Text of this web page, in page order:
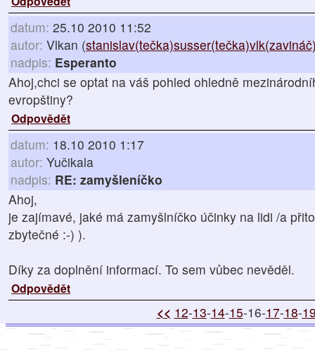
datum: 25.10 2010 11:52
autor: Vlkan (
nadpis: Esperanto
Ahoj,chci se optat na váš pohled ohledně
evropštiny?
Odpovědět
datum: 18.10 2010 1:17
autor: Yučikala
nadpis: RE: zamyšleníčko
Ahoj,
je zajímavé, jaké má zamyšlníčko účinky na lidi /a
zbytečné :-) ).
Díky za doplnění informací. To sem vůbec nevěděl.
Odpovědět
<< 12-13-14-15-16-17-18-